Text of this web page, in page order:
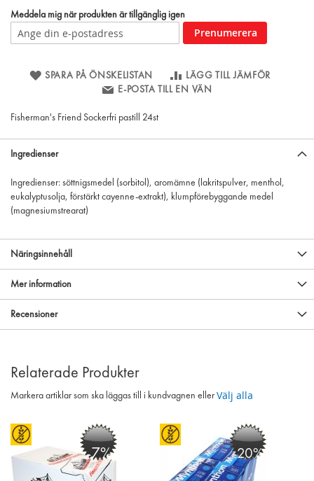
Meddela mig när produkten är tillgänglig igen
Prenumerera
SPARA PÅ ÖNSKELISTAN
LÄGG TILL JÄMFÖR
E-POSTA TILL EN VÄN
Fisherman's Friend Sockerfri pastill 24st
Ingredienser
Ingredienser: söttnigsmedel (sorbitol), aromämne (lakritspulver, menthol,
eukalyptusolja, förstärkt cayenne-extrakt), klumpförebyggande medel
(magnesiumstrearat)
Näringsinnehåll
Mer information
Recensioner
Relaterade Produkter
Markera artiklar som ska läggas till i kundvagnen eller Välj alla
-7% -20%